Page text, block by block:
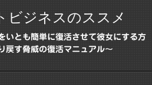
ビジネスのススメ
いとも簡単に復活させて彼女にする方
す脅威の復活マニュアル～